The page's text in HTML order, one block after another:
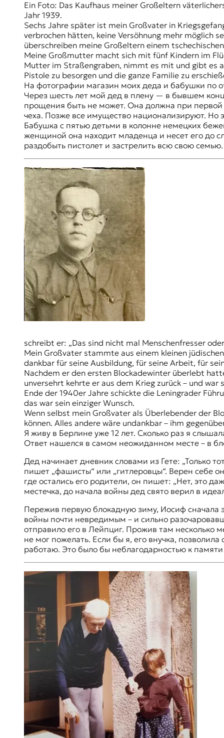
Ein Foto: Das Kaufhaus meiner Großeltern
Jahr 1939.
Sechs Jahre später ist mein Großvater in
verbrochen hätten, keine Versöhnung mehr möglich
überschreiben meine Großeltern einem
Meine Großmutter macht sich mit fünf Kindern im
Mutter im Straßengraben, nimmt es mit und gibt es
Pistole zu besorgen und die ganze Familie zu
На фотографии магазин моих деда и бабушки по
Через шесть лет мой дед в плену — в бывшем
прощения быть не может. Она должна при первой
чеха. Позже все имущество национализируют. Но
Бабушка с пятью детьми в колонне немецких
женщиной она находит младенца и несет его до
раздобыть пистолет и застрелить всю свою
schreibt er: „Das sind nicht mal Menschenfresser
Mein Großvater stammte aus einem kleinen
dankbar für seine Ausbildung, für seine Arbeit, für
Nachdem er den ersten Blockadewinter überlebt
unversehrt kehrte er aus dem Krieg zurück – und
Ende der 1940er Jahre schickte die Leningrader
das war sein einziger Wunsch.
Wenn selbst mein Großvater als Überlebender der
können. Alles andere wäre undankbar – ihm
Я живу в Берлине уже 12 лет. Сколько раз я
Ответ нашелся в самом неожиданном месте – в
Дед начинает дневник словами из Гете: „Только
пишет „фашисты“ или „гитлеровцы“. Верен себе
где остались его родители, он пишет: „Нет, это
местечка, до начала войны дед свято верил в
Пережив первую блокадную зиму, Иосиф сначала
войны почти невредимым – и сильно
отправило его в Лейпциг. Прожив там несколько
не мог пожелать. Если бы я, его внучка,
работаю. Это было бы неблагодарностью к